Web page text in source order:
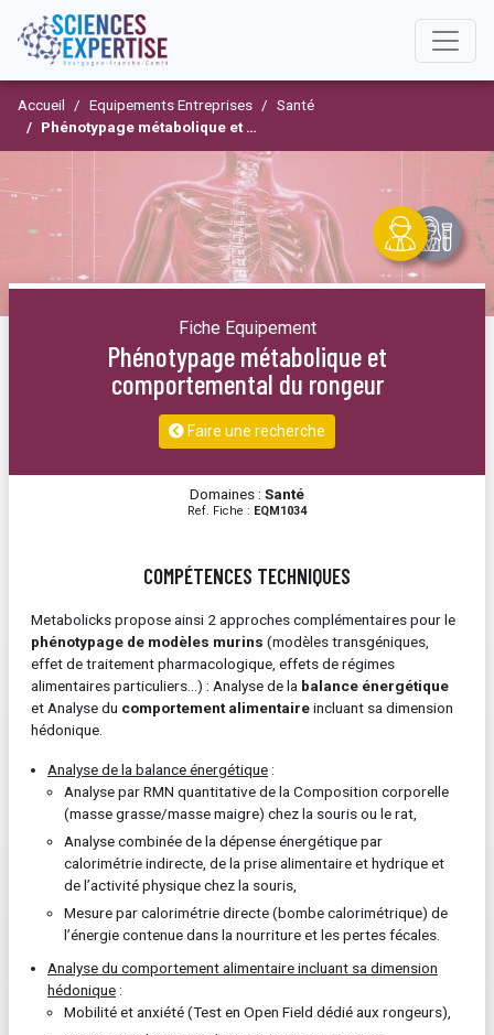
Accueil Equipements Entreprises
Santé
Phénotypage métabolique et comportemental du rongeur
Fiche Equipement
Phénotypage métabolique et
comportemental du rongeur
Faire une recherche
Domaines : Santé
Ref. Fiche : EQM1034
COMPÉTENCES TECHNIQUES
Metabolicks propose ainsi 2 approches complémentaires pour le
phénotypage de modèles murins (modèles transgéniques,
effet de traitement pharmacologique, effets de régimes
alimentaires particuliers…) : Analyse de la balance énergétique
et Analyse du comportement alimentaireincluant sa dimension
hédonique.
Analyse de la balance énergétique :
Analyse par RMN quantitative de la Composition corporelle
(masse grasse/masse maigre) chez la souris ou le rat,
Analyse combinée de la dépense énergétique par
calorimétrie indirecte, de la prise alimentaire et hydrique et
de l’activité physique chez la souris,
Mesure par calorimétrie directe (bombe calorimétrique) de
l’énergie contenue dans la nourriture et les pertes fécales.
Analyse du comportement alimentaire incluant sa dimension
hédonique :
Mobilité et anxiété (Test en Open Field dédié aux rongeurs),